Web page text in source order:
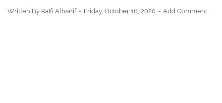
Written By Raffi Alhanif Friday, October 16, 2020 Add Comment